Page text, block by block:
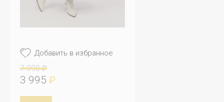
Добавить в избранное
7 990 ₽
3 995 ₽